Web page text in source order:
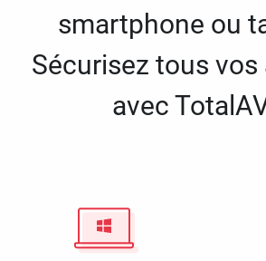
smartphone ou
Sécurisez tous vos
avec